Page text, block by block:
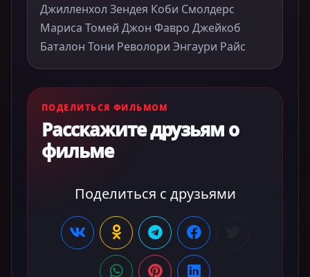
Джилленхол Зендея Коби Смолдерс
Мариса Томей Джон Фавро Джейкоб
Баталон Тони Револори Энгаури Райс
ПОДЕЛИТЬСЯ ФИЛЬМОМ
Расскажите друзьям о
фильме
Поделиться с друзьями